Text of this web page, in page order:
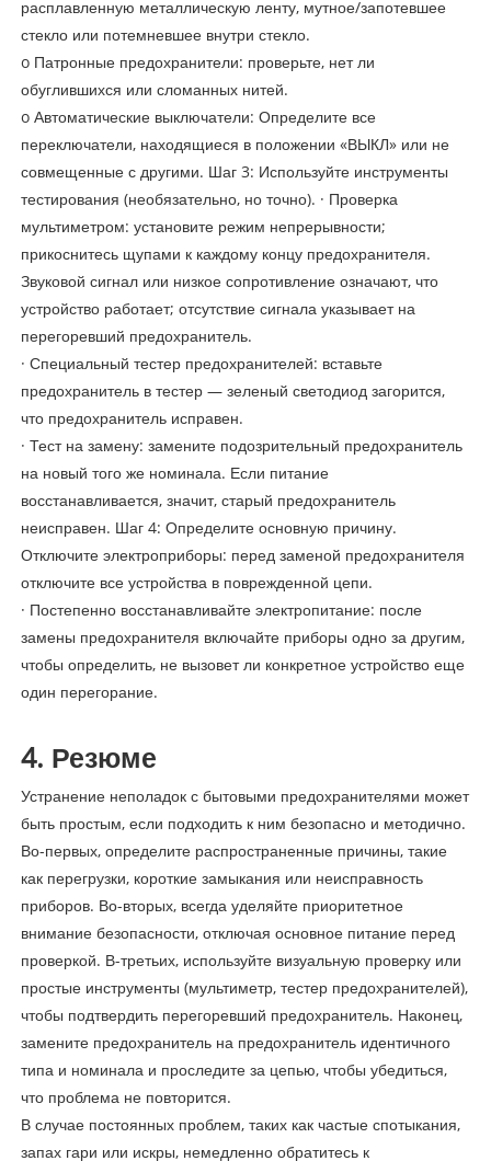
расплавленную металлическую ленту, мутное/запотевшее
стекло или потемневшее внутри стекло.
o Патронные предохранители: проверьте, нет ли
обуглившихся или сломанных нитей.
o Автоматические выключатели: Определите все
переключатели, находящиеся в положении «ВЫКЛ» или не
совмещенные с другими. Шаг 3: Используйте инструменты
тестирования (необязательно, но точно). · Проверка
мультиметром: установите режим непрерывности;
прикоснитесь щупами к каждому концу предохранителя.
Звуковой сигнал или низкое сопротивление означают, что
устройство работает; отсутствие сигнала указывает на
перегоревший предохранитель.
· Специальный тестер предохранителей: вставьте
предохранитель в тестер — зеленый светодиод загорится,
что предохранитель исправен.
· Тест на замену: замените подозрительный предохранитель
на новый того же номинала. Если питание
восстанавливается, значит, старый предохранитель
неисправен. Шаг 4: Определите основную причину.
Отключите электроприборы: перед заменой предохранителя
отключите все устройства в поврежденной цепи.
· Постепенно восстанавливайте электропитание: после
замены предохранителя включайте приборы одно за другим,
чтобы определить, не вызовет ли конкретное устройство еще
один перегорание.
4. Резюме
Устранение неполадок с бытовыми предохранителями может
быть простым, если подходить к ним безопасно и методично.
Во-первых, определите распространенные причины, такие
как перегрузки, короткие замыкания или неисправность
приборов. Во-вторых, всегда уделяйте приоритетное
внимание безопасности, отключая основное питание перед
проверкой. В-третьих, используйте визуальную проверку или
простые инструменты (мультиметр, тестер предохранителей),
чтобы подтвердить перегоревший предохранитель. Наконец,
замените предохранитель на предохранитель идентичного
типа и номинала и проследите за цепью, чтобы убедиться,
что проблема не повторится.
В случае постоянных проблем, таких как частые спотыкания,
запах гари или искры, немедленно обратитесь к